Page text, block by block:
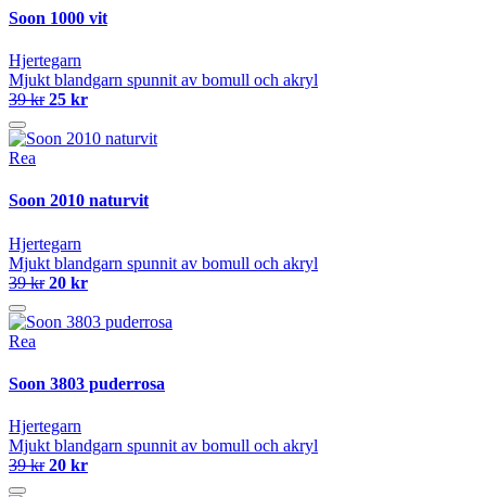
Soon 1000 vit
Hjertegarn
Mjukt blandgarn spunnit av bomull och akryl
39 kr 25 kr
Rea
Soon 2010 naturvit
Hjertegarn
Mjukt blandgarn spunnit av bomull och akryl
39 kr 20 kr
Rea
Soon 3803 puderrosa
Hjertegarn
Mjukt blandgarn spunnit av bomull och akryl
39 kr 20 kr